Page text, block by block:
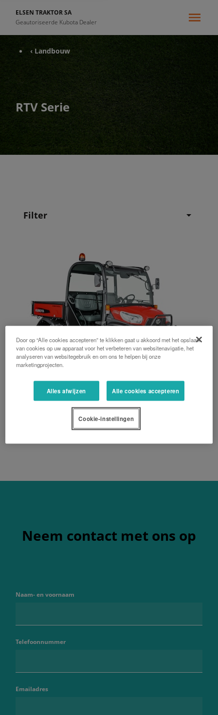
ELSEN TRAKTOR SA
Geautoriseerde Kubota Dealer
‹ Landbouw
RTV Serie
Filter
RTV serie
Neem contact met ons op
Naam- en voornaam
Telefoonnummer
Emailadres
Door op “Alle cookies accepteren” te klikken gaat u akkoord met het opslaan
van cookies op uw apparaat voor het verbeteren van websitenavigatie, het
analyseren van websitegebruik en om ons te helpen bij onze
marketingprojecten.
Alles afwijzen Alle cookies accepteren
Cookie-instellingen